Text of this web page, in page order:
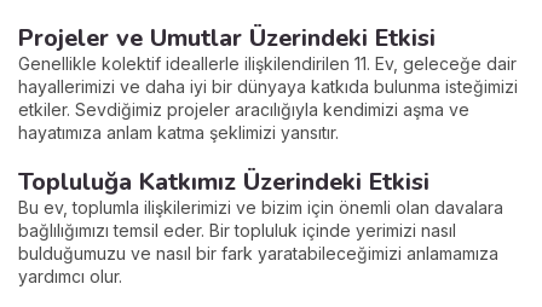
Projeler ve Umutlar Üzerindeki Etkisi
Genellikle kolektif ideallerle ilişkilendirilen 11. Ev, geleceğe dair
hayallerimizi ve daha iyi bir dünyaya katkıda bulunma isteğimizi
etkiler. Sevdiğimiz projeler aracılığıyla kendimizi aşma ve
hayatımıza anlam katma şeklimizi yansıtır.
Topluluğa Katkımız Üzerindeki Etkisi
Bu ev, toplumla ilişkilerimizi ve bizim için önemli olan davalara
bağlılığımızı temsil eder. Bir topluluk içinde yerimizi nasıl
bulduğumuzu ve nasıl bir fark yaratabileceğimizi anlamamıza
yardımcı olur.